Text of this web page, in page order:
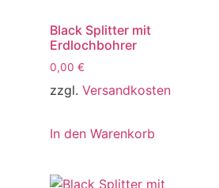
Black Splitter mit
Erdlochbohrer
0,00 €
zzgl. Versandkosten
In den Warenkorb